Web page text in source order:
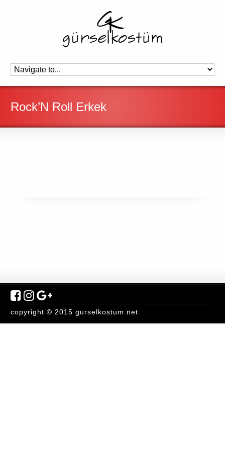
Rock’N Roll Erkek
copyright © 2015 gurselkostum.net